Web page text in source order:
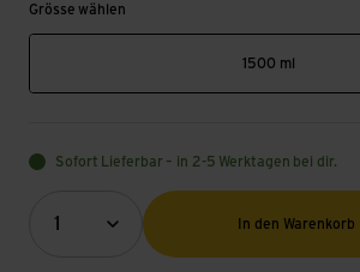
Grösse wählen
1500 ml
Sofort Lieferbar – in 2-5 Werktagen bei dir.
1
Menge (Optional)
In den Warenkorb